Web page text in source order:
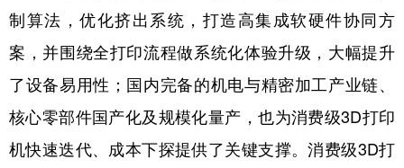
制算法，优化挤出系统，打造高集成软硬件协同方
案，并围绕全打印流程做系统化体验升级，大幅提升
了设备易用性；国内完备的机电与精密加工产业链、
核心零部件国产化及规模化量产，也为消费级3D打印
机快速迭代、成本下探提供了关键支撑。消费级3D打